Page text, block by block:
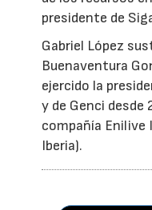
presidente de
Gabriel López
Buenaventura
ejercido la
y de Genci desde
compañía Enilive
Iberia).